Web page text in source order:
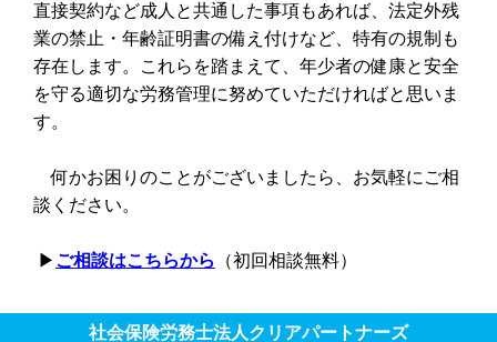
直接契約など成人と共通した事項もあれば、法定外残
業の禁止・年齢証明書の備え付けなど、特有の規制も
存在します。これらを踏まえて、年少者の健康と安全
を守る適切な労務管理に努めていただければと思いま
す。
何かお困りのことがございましたら、お気軽にご相
談ください。
▶︎ ご相談はこちらから （初回相談無料）
社会保険労務士法人クリアパートナーズ